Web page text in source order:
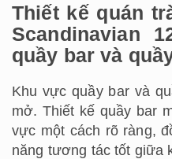
Thiết kế quán
Scandinavian
quầy bar và
Khu vực quầy bar và
mở. Thiết kế quầy bar
vực một cách rõ ràng,
năng tương tác tốt giữa